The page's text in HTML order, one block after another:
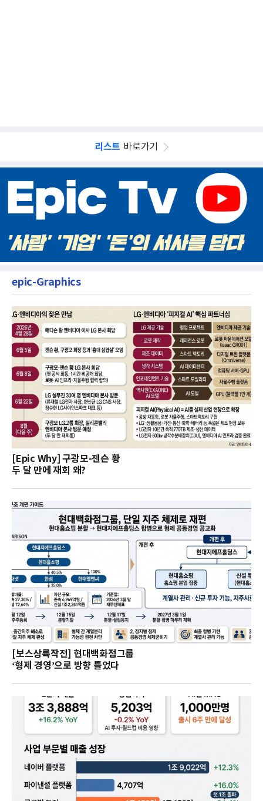
리스트 바로가기
epic-Graphics
[Epic Why] 구광모-젠슨 황
두 달 만에 재회 왜?
[보스상륙작전] 현대백화점그룹
‘형제 경영’으로 방향 틀었다